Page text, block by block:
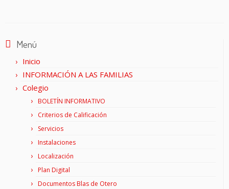
Menú
Inicio
INFORMACIÓN A LAS FAMILIAS
Colegio
BOLETÍN INFORMATIVO
Criterios de Calificación
Servicios
Instalaciones
Localización
Plan Digital
Documentos Blas de Otero